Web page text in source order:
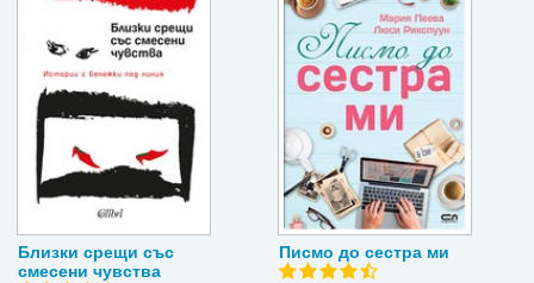
Близки срещи със
смесени чувства
Писмо до сестра ми